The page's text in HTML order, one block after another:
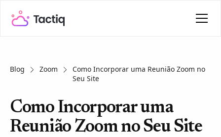
Blog Zoom
Como Incorporar uma Reunião Zoom no
Seu Site
Como Incorporar uma
Reunião Zoom no Seu Site